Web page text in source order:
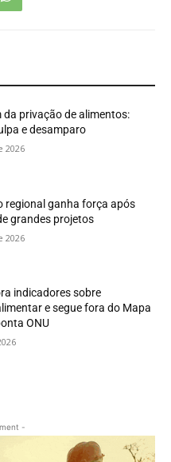
da privação de alimentos:
e desamparo
2026
regional ganha força após
grandes projetos
2026
indicadores sobre
e segue fora do Mapa
ONU
-